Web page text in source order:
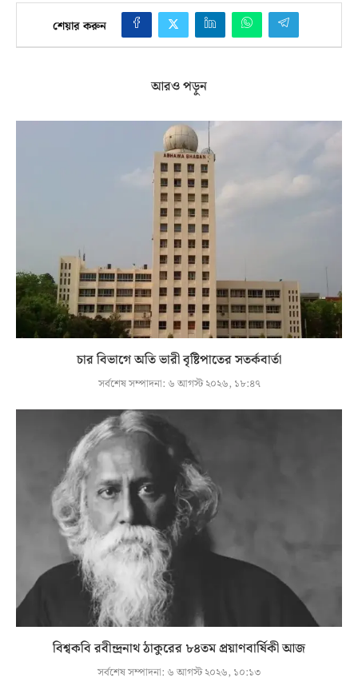
শেয়ার করুন
আরও পড়ুন
চার বিভাগে অতি ভারী বৃষ্টিপাতের সতর্কবার্তা
সর্বশেষ সম্পাদনা: ৬ আগস্ট ২০২৬, ১৮:৪৭
বিশ্বকবি রবীন্দ্রনাথ ঠাকুরের ৮৪তম প্রয়াণবার্ষিকী আজ
সর্বশেষ সম্পাদনা: ৬ আগস্ট ২০২৬, ১০:১৩